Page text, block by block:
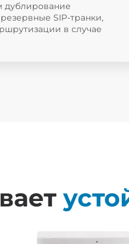
дублирование
SIP-транки,
в случае